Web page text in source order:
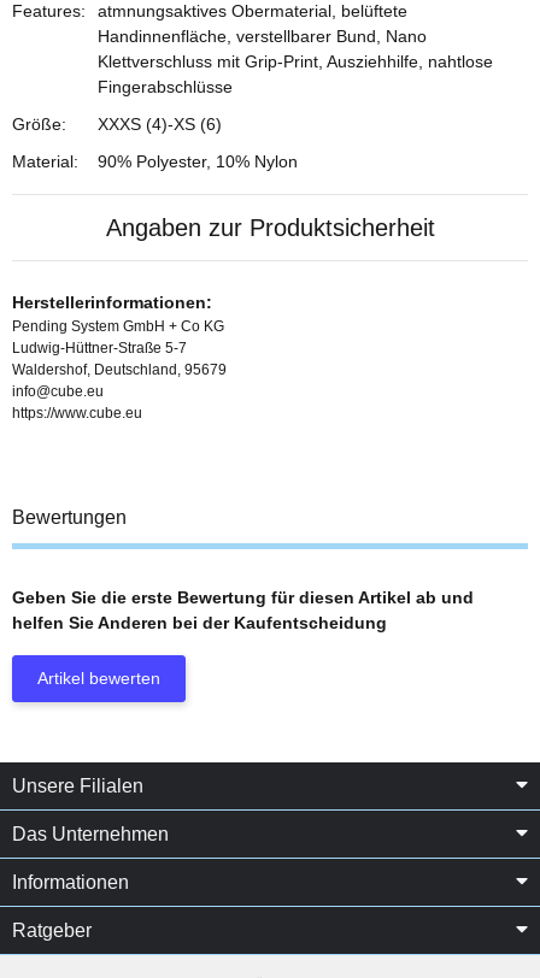
Features:
atmnungsaktives Obermaterial, belüftete
Handinnenfläche, verstellbarer Bund, Nano
Klettverschluss mit Grip-Print, Ausziehhilfe, nahtlose
Fingerabschlüsse
Größe:
XXXS (4)-XS (6)
Material:
90% Polyester, 10% Nylon
Angaben zur Produktsicherheit
Herstellerinformationen:
Pending System GmbH + Co KG
Ludwig-Hüttner-Straße 5-7
Waldershof, Deutschland, 95679
info@cube.eu
https://www.cube.eu
Bewertungen
Geben Sie die erste Bewertung für diesen Artikel ab und
helfen Sie Anderen bei der Kaufentscheidung
Artikel bewerten
Unsere Filialen
Das Unternehmen
Informationen
Ratgeber